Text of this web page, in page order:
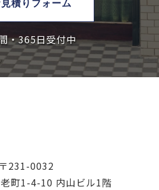
見積りフォーム
・365日受付中
〒231-0032
町1-4-10 内山ビル1階